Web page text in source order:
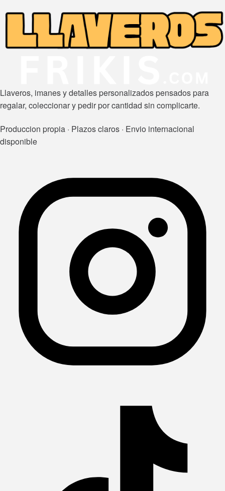
18,00 €.
14,50 €.
Llaveros, imanes y detalles personalizados pensados para
regalar, coleccionar y pedir por cantidad sin complicarte.
Produccion propia · Plazos claros · Envio internacional
disponible